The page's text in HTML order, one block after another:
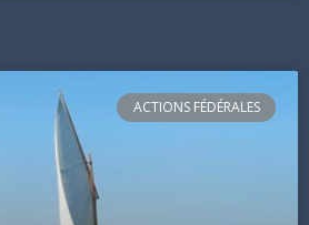
ACTIONS FÉDÉRALES